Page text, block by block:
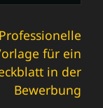
Professionelle
für ein
in der
Bewerbung